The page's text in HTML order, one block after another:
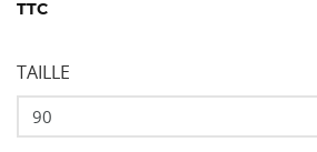
TTC
TAILLE